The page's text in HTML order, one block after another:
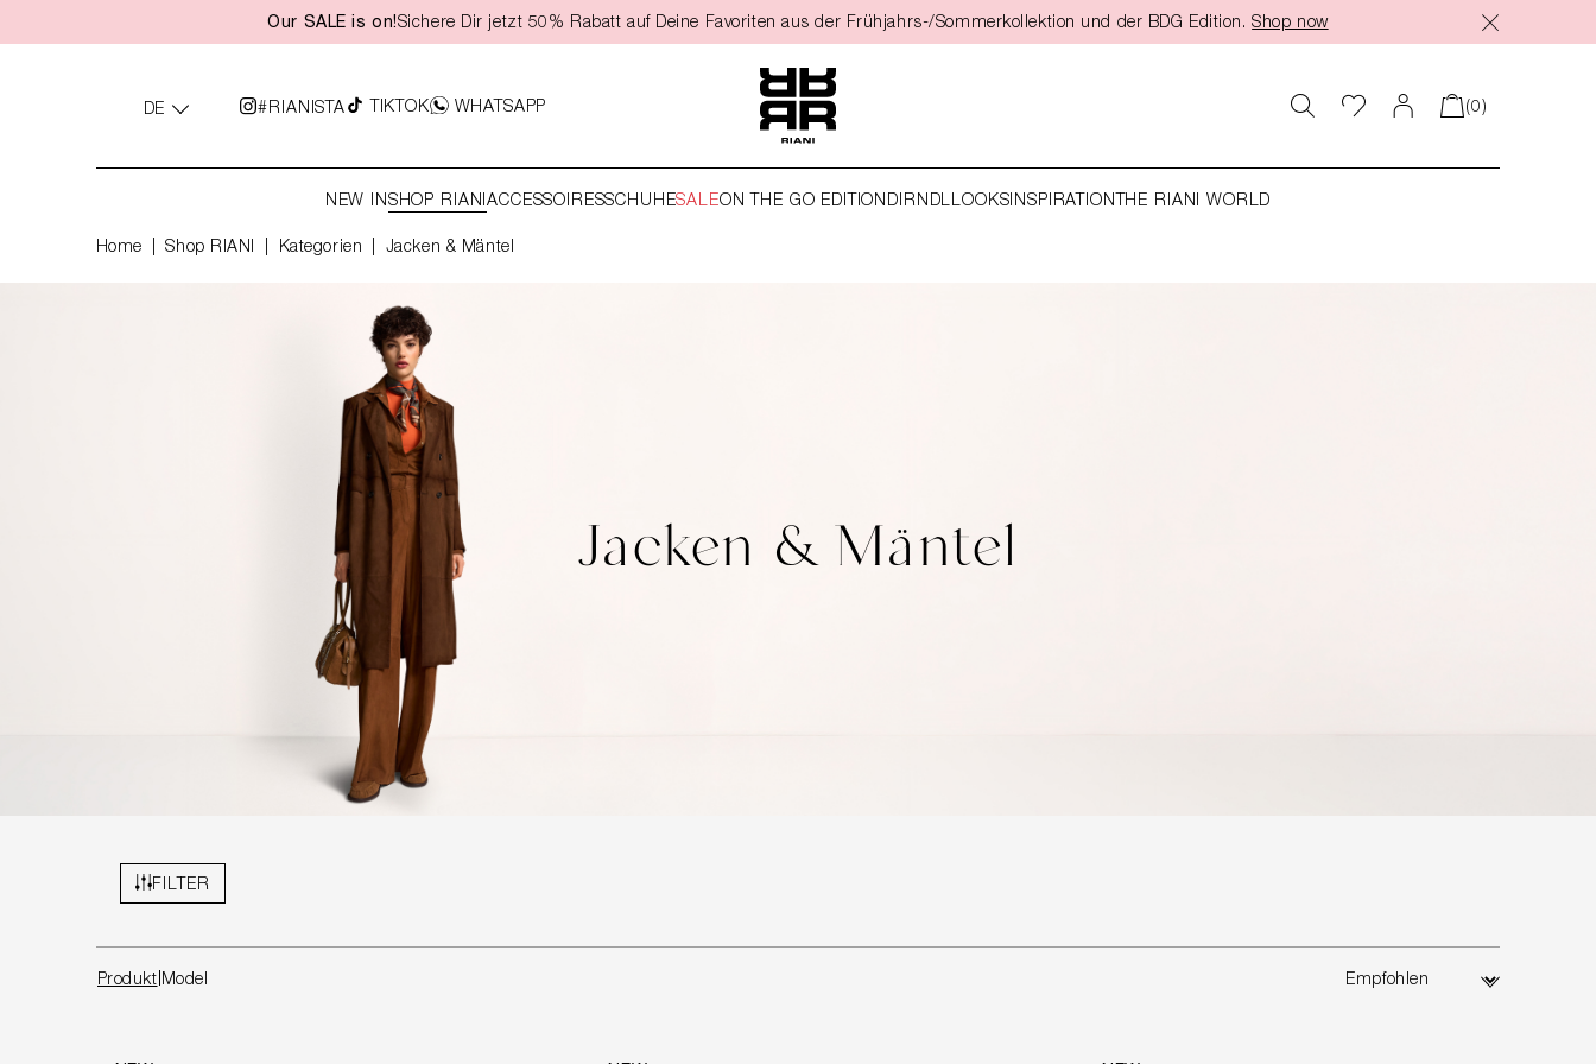
Zur Hauptnavigation springen
Our SALE is on!Sichere Dir jetzt 50% Rabatt auf Deine Favoriten aus der Frühjahrs-/Sommerkollektion und der BDG Edition. Shop now
DE #RIANISTA TIKTOK WHATSAPP (0)
NEW INSHOP RIANIACCESSOIRESSCHUHESALEON THE GO EDITION DIRNDLLOOKSINSPIRATION THE RIANI WORLD
Home Shop RIANI Kategorien Jacken & Mäntel
Jacken & Mäntel
FILTER
Produkt Model